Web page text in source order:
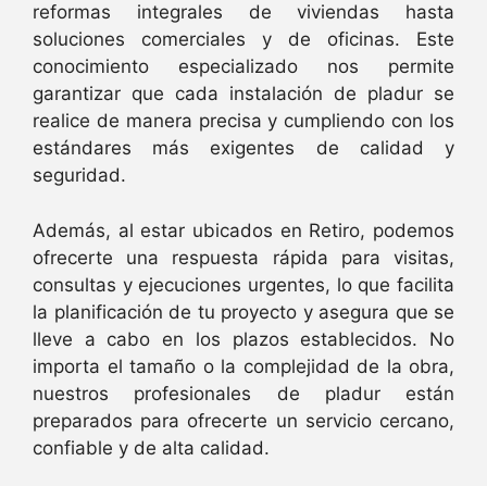
reformas integrales de viviendas hasta
soluciones comerciales y de oficinas. Este
conocimiento especializado nos permite
garantizar que cada instalación de pladur se
realice de manera precisa y cumpliendo con los
estándares más exigentes de calidad y
seguridad.
Además, al estar ubicados en Retiro, podemos
ofrecerte una respuesta rápida para visitas,
consultas y ejecuciones urgentes, lo que facilita
la planificación de tu proyecto y asegura que se
lleve a cabo en los plazos establecidos. No
importa el tamaño o la complejidad de la obra,
nuestros profesionales de pladur están
preparados para ofrecerte un servicio cercano,
confiable y de alta calidad.